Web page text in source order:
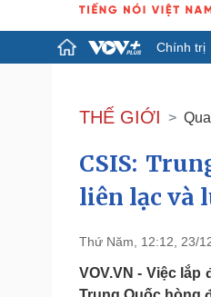
Chính trị
Đảng
Tổ chức nhân sự
Nhận diện sự thật
Pháp luật
Tin nóng
THẾ GIỚI
CSIS:
liên lạc và
Thứ Năm, 12:12, 23/
VOV.VN - Việc